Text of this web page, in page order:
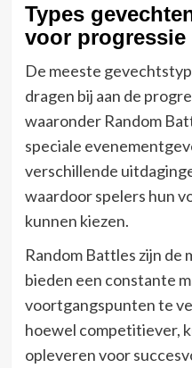
Types
voor progressie
De meeste
dragen bij aan de
waaronder Random
speciale
verschillende
waardoor spelers hun
kunnen kiezen.
Random Battles zijn de
bieden een constante
voortgangspunten te
hoewel competitiever,
opleveren voor